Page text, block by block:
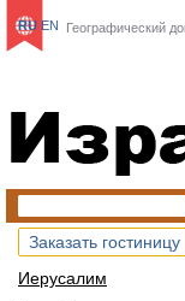
Географический
RU EN
Заказать гостиницу
Иерусалим